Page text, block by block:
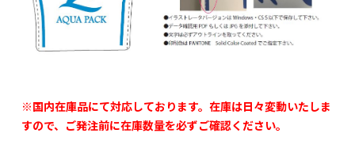
※国内在庫品にて対応しております。在庫は日々変動いたしま
すので、ご発注前に在庫数量を必ずご確認ください。